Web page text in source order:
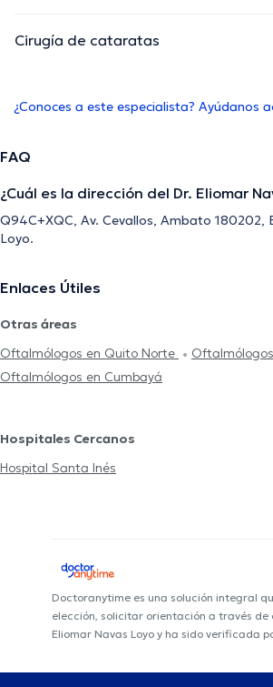
Cirugía de cataratas
¿Conoces a este especialista? Ayúdanos
FAQ
¿Cuál es la dirección del Dr. Eliomar
Q94C+XQC, Av. Cevallos, Ambato 180202,
Loyo.
Enlaces Útiles
Otras áreas
Oftalmólogos en Quito Norte
Oftalmólogos en Cumbayá
Hospitales Cercanos
Hospital Santa Inés
Doctoranytime es una solución integral
elección, solicitar orientación a través
Eliomar Navas Loyo y ha sido verificada